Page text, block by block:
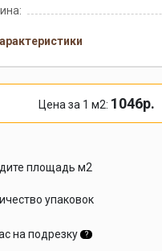
Цена за 1 м2: 1046р.
площадь м2
упаковок
на подрезку ?